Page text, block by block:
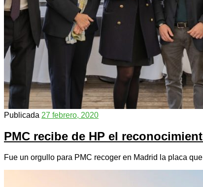
Publicada 27 febrero, 2020
PMC recibe de HP el
Fue un orgullo para PMC recoger en Madrid la placa